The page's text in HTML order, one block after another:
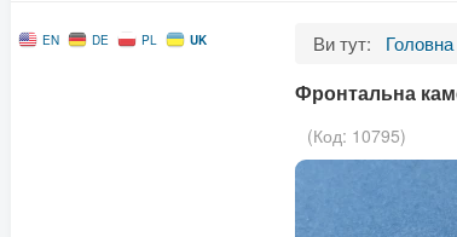
EN DE PL UK Ви тут: Головна
Фронтальна
(Код: 10795)